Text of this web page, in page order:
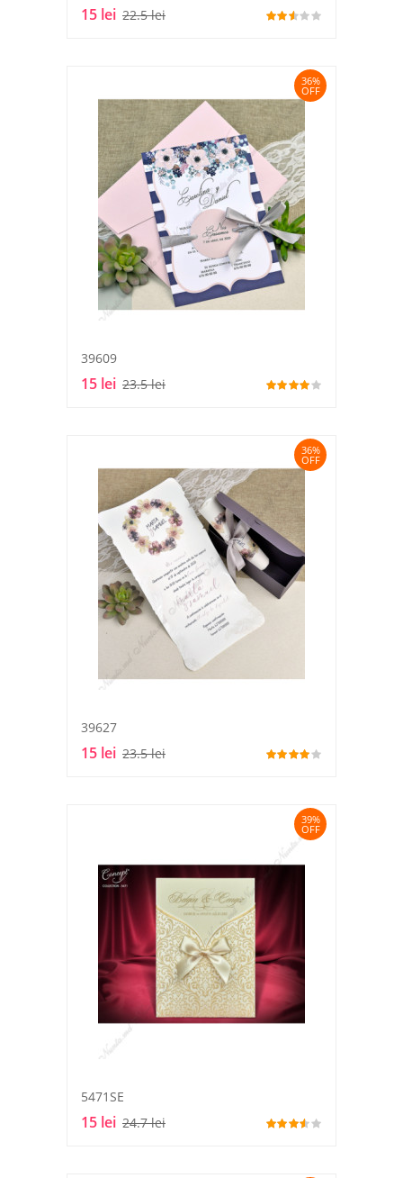
15 lei 22.5 lei
36%
OFF
39609
15 lei 23.5 lei
36%
OFF
39627
15 lei 23.5 lei
39%
OFF
5471SE
15 lei 24.7 lei